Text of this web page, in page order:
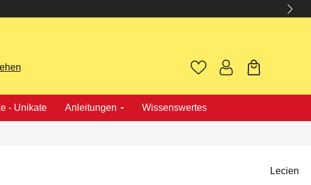
- Unikate Anleitungen Wissenswertes
Lecien